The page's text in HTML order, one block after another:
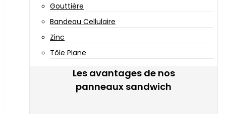
Gouttière
Bandeau Cellulaire
Zinc
Tôle Plane
Les avantages de nos
panneaux sandwich